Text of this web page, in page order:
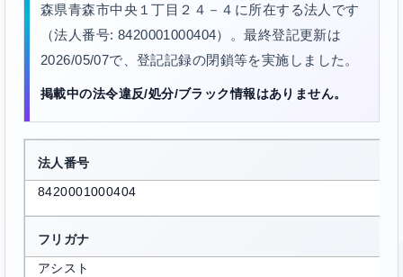
森県青森市中央１丁目２４－４に所在する法人です
（法人番号: 8420001000404）。最終登記更新は
2026/05/07で、登記記録の閉鎖等を実施しました。
掲載中の法令違反/処分/ブラック情報はありません。
法人番号
8420001000404
フリガナ
アシスト